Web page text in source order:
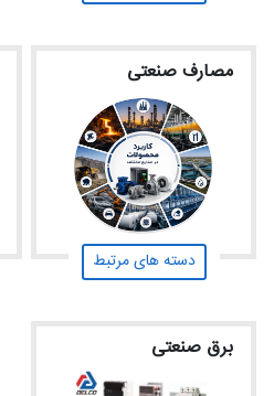
مصارف صنعتی
دسته های مرتبط
برق صنعتی